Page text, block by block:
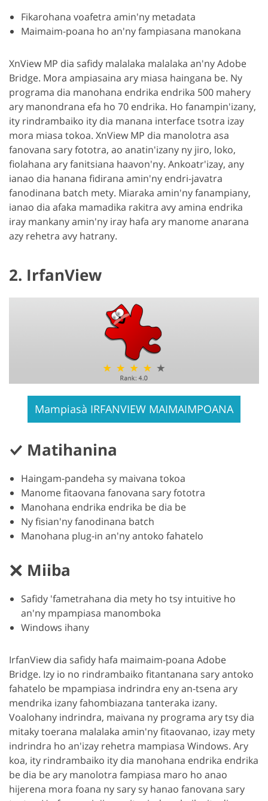
Fikarohana voafetra amin'ny metadata
Maimaim-poana ho an'ny fampiasana manokana
XnView MP dia safidy malalaka malalaka an'ny Adobe
Bridge. Mora ampiasaina ary miasa haingana be. Ny
programa dia manohana endrika endrika 500 mahery
ary manondrana efa ho 70 endrika. Ho fanampin'izany,
ity rindrambaiko ity dia manana interface tsotra izay
mora miasa tokoa. XnView MP dia manolotra asa
fanovana sary fototra, ao anatin'izany ny jiro, loko,
fiolahana ary fanitsiana haavon'ny. Ankoatr'izay, any
ianao dia hanana fidirana amin'ny endri-javatra
fanodinana batch mety. Miaraka amin'ny fanampiany,
ianao dia afaka mamadika rakitra avy amina endrika
iray mankany amin'ny iray hafa ary manome anarana
azy rehetra avy hatrany.
2. IrfanView
Mampiasà IRFANVIEW MAIMAIMPOANA
Matihanina
Haingam-pandeha sy maivana tokoa
Manome fitaovana fanovana sary fototra
Manohana endrika endrika be dia be
Ny fisian'ny fanodinana batch
Manohana plug-in an'ny antoko fahatelo
Miiba
Safidy 'fametrahana dia mety ho tsy intuitive ho
an'ny mpampiasa manomboka
Windows ihany
IrfanView dia safidy hafa maimaim-poana Adobe
Bridge. Izy io no rindrambaiko fitantanana sary antoko
fahatelo be mpampiasa indrindra eny an-tsena ary
mendrika izany fahombiazana tanteraka izany.
Voalohany indrindra, maivana ny programa ary tsy dia
mitaky toerana malalaka amin'ny fitaovanao, izay mety
indrindra ho an'izay rehetra mampiasa Windows. Ary
koa, ity rindrambaiko ity dia manohana endrika endrika
be dia be ary manolotra fampiasa maro ho anao
hijerena mora foana ny sary sy hanao fanovana sary